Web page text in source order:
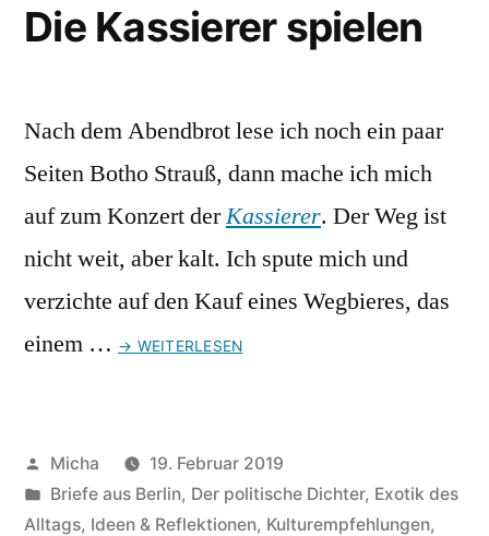
Die Kassierer spielen
Nach dem Abendbrot lese ich noch ein paar
Seiten Botho Strauß, dann mache ich mich
auf zum Konzert derKassierer. Der Weg ist
nicht weit, aber kalt. Ich spute mich und
verzichte auf den Kauf eines Wegbieres, das
einem … → WEITERLESEN
Veröffentlicht
von
Micha
19. Februar 2019
Veröffentlicht
unter
Briefe aus Berlin, Der politische Dichter, Exotik des
Alltags, Ideen & Reflektionen, Kulturempfehlungen,